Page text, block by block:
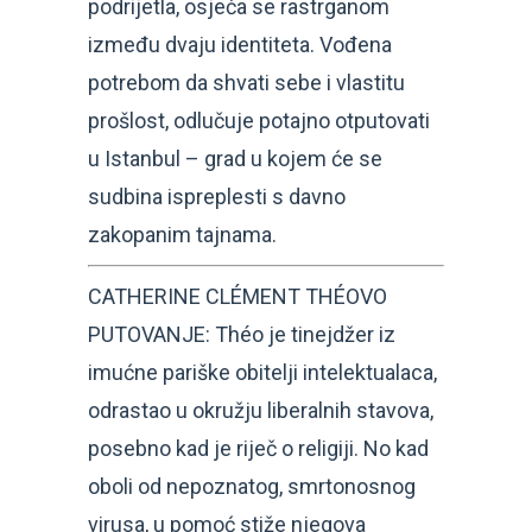
podrijetla, osjeća se rastrganom
između dvaju identiteta. Vođena
potrebom da shvati sebe i vlastitu
prošlost, odlučuje potajno otputovati
u Istanbul – grad u kojem će se
sudbina ispreplesti s davno
zakopanim tajnama.
CATHERINE CLÉMENT THÉOVO
PUTOVANJE: Théo je tinejdžer iz
imućne pariške obitelji intelektualaca,
odrastao u okružju liberalnih stavova,
posebno kad je riječ o religiji. No kad
oboli od nepoznatog, smrtonosnog
virusa, u pomoć stiže njegova